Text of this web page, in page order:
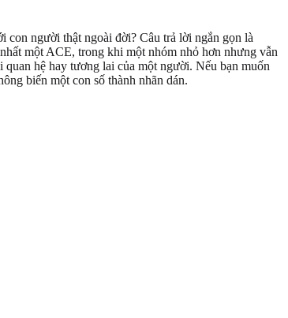
người thật ngoài đời? Câu trả lời ngắn gọn là
một ACE, trong khi một nhóm nhỏ hơn nhưng vẫn
hệ hay tương lai của một người. Nếu bạn muốn
biến một con số thành nhãn dán.